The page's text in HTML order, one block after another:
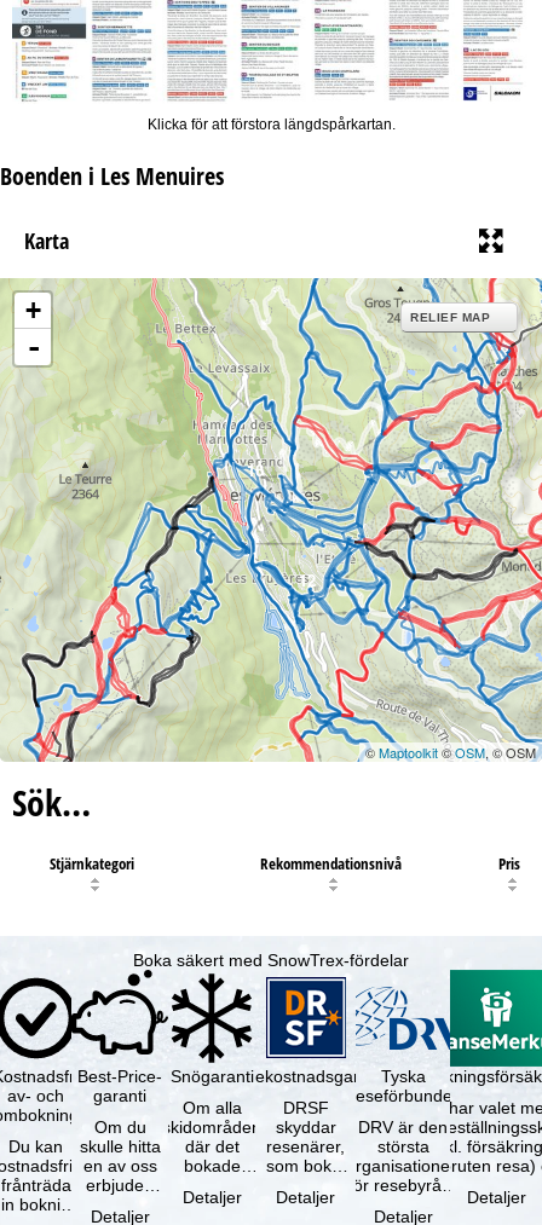
Klicka för att förstora längdspårkartan.
Boenden i Les Menuires
Karta
16
12
+
-
RELIEF MAP
©Maptoolkit©OSM , © OSM
Sök…
Stjärnkategori Rekommendationsnivå Pris
Boka säkert med SnowTrex-fördelar
av- och
Du kan
frånträda
bokning
Best-Price-
garanti
Om du
skulle hitta
en av oss
erbjuden
Detaljer
Snögaranti
Om alla
skidområden
där det
bokade
gäller –
Detaljer
Resekostnadsgaranti
DRSF
skyddar
resenärer,
som bokat
paketresa
Detaljer
Tyska
reseförbundet
DRV är den
största
organisationen
för resebyråer
Detaljer
Du har valet
(inkl.
avbruten resa)
Detaljer